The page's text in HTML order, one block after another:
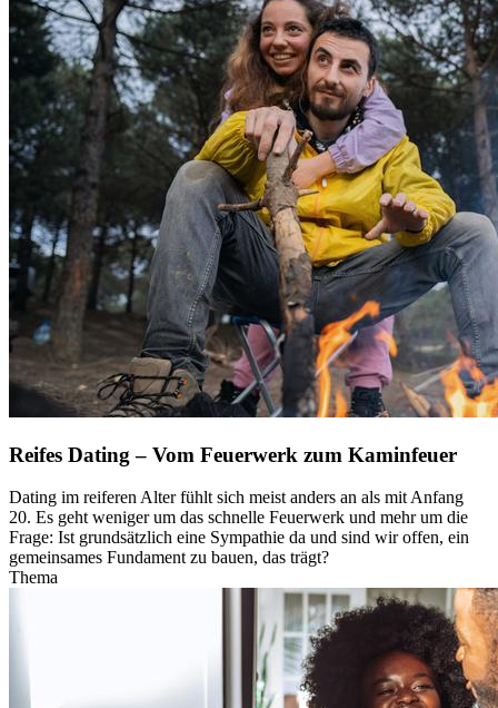
Reifes Dating – Vom Feuerwerk zum Kaminfeuer
Dating im reiferen Alter fühlt sich meist anders an als mit Anfang
20. Es geht weniger um das schnelle Feuerwerk und mehr um die
Frage: Ist grundsätzlich eine Sympathie da und sind wir offen, ein
gemeinsames Fundament zu bauen, das trägt?
Thema